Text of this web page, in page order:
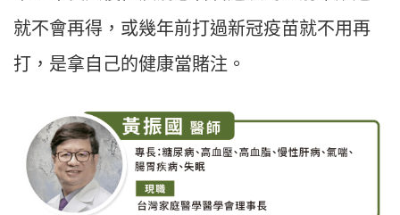
就不會再得，或幾年前打過新冠疫苗就不用再
打，是拿自己的健康當賭注。